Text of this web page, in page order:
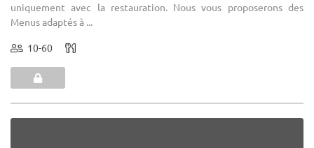
uniquement avec la restauration. Nous vous proposerons des
Menus adaptés à ...
10-60